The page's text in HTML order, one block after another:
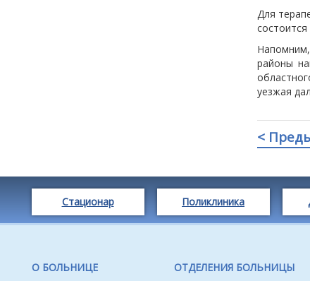
Для
районы
уезжая
<
Стационар Поликлиника
О БОЛЬНИЦЕ ОТДЕЛЕНИЯ БОЛЬНИЦЫ